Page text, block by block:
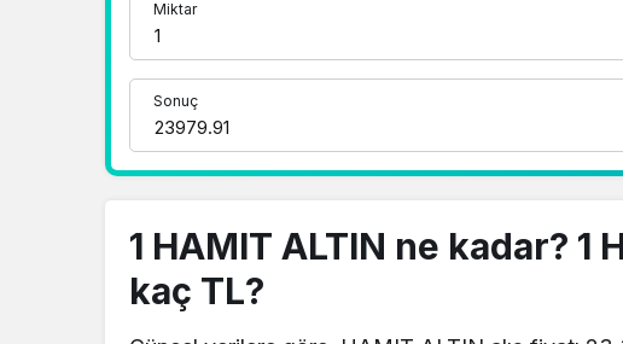
Miktar
Sonuç
1 HAMIT ALTIN ne kadar? 1
kaç TL?